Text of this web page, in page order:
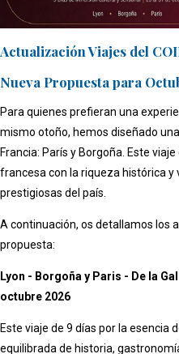
Actualización Viajes del
Nueva Propuesta para
Para quienes prefieran una
mismo otoño, hemos diseñado
Francia: París y Borgoña. Este
francesa con la riqueza histórica y
prestigiosas del país.
A continuación, os detallamos los
propuesta:
Lyon - Borgoña y Paris - De la
octubre 2026
Este viaje de 9 días por la esencia
equilibrada de historia,